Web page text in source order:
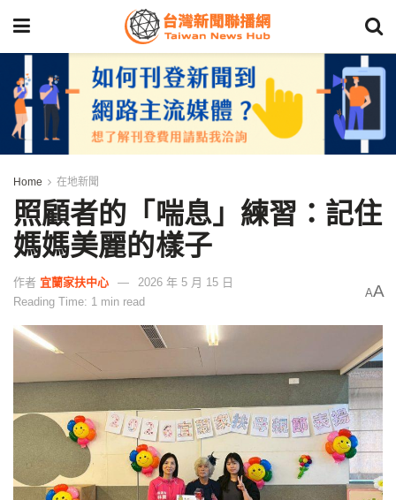
Home 在地新聞
照顧者的「喘息」練習：記住
媽媽美麗的樣子
作者 宜蘭家扶中心
2026 年 5 月 15 日
Reading Time: 1 min read
AA